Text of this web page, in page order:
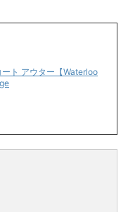
ト アウター【Waterloo